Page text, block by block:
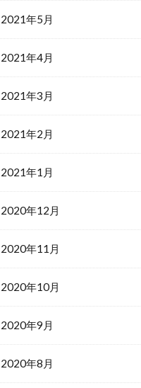
2021年5月
2021年4月
2021年3月
2021年2月
2021年1月
2020年12月
2020年11月
2020年10月
2020年9月
2020年8月